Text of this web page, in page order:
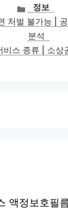
카
테
고
리
정보
처벌 불가능 |
분석
비스 종류 | 소상
액정보호필